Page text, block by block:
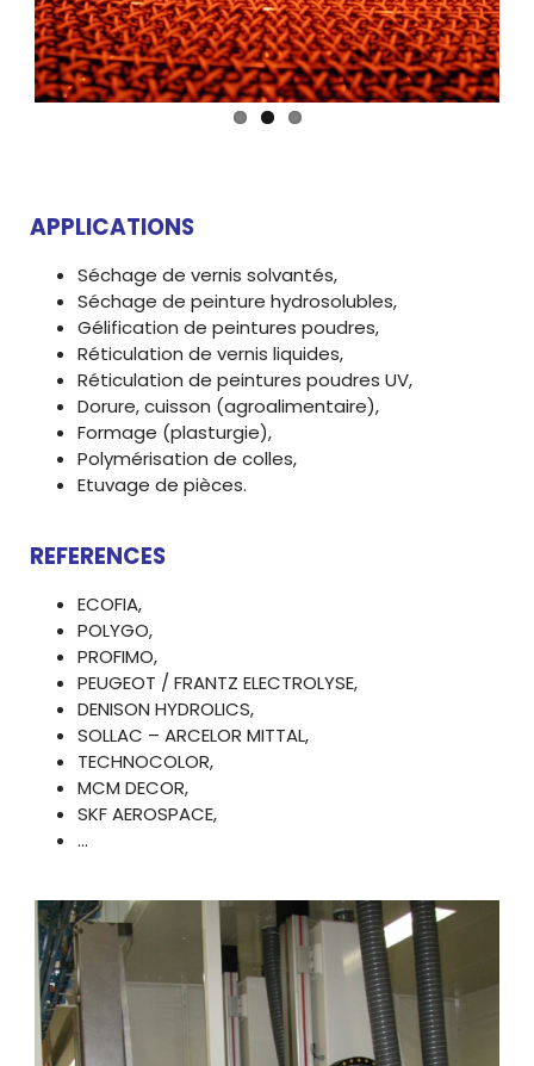
APPLICATIONS
Séchage de vernis solvantés,
Séchage de peinture hydrosolubles,
Gélification de peintures poudres,
Réticulation de vernis liquides,
Réticulation de peintures poudres UV,
Dorure, cuisson (agroalimentaire),
Formage (plasturgie),
Polymérisation de colles,
Etuvage de pièces.
REFERENCES
ECOFIA,
POLYGO,
PROFIMO,
PEUGEOT / FRANTZ ELECTROLYSE,
DENISON HYDROLICS,
SOLLAC – ARCELOR MITTAL,
TECHNOCOLOR,
MCM DECOR,
SKF AEROSPACE,
…